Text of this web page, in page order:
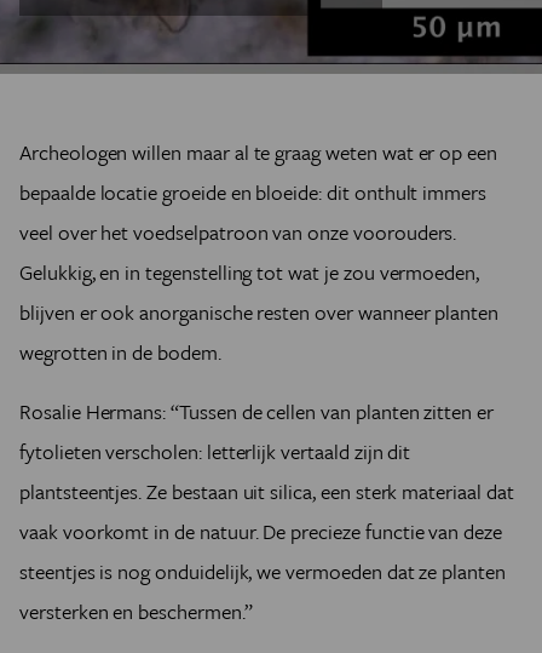
Archeologen willen maar al te graag weten wat er op een
bepaalde locatie groeide en bloeide: dit onthult immers
veel over het voedselpatroon van onze voorouders.
Gelukkig, en in tegenstelling tot wat je zou vermoeden,
blijven er ook anorganische resten over wanneer planten
wegrotten in de bodem.
Rosalie Hermans: “Tussen de cellen van planten zitten er
fytolieten verscholen: letterlijk vertaald zijn dit
plantsteentjes. Ze bestaan uit silica, een sterk materiaal dat
vaak voorkomt in de natuur. De precieze functie van deze
steentjes is nog onduidelijk, we vermoeden dat ze planten
versterken en beschermen.”